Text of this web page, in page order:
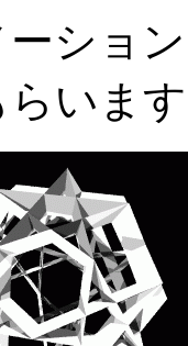
ショ
いま